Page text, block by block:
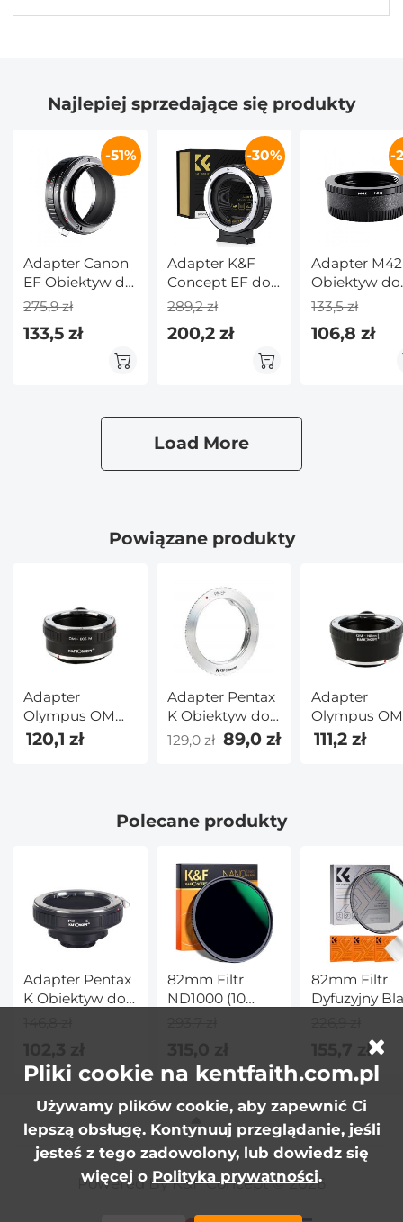
Najlepiej sprzedające się produkty
-51%
Adapter Canon
EF Obiektyw do
Canon EOS R
Aparat
275,9 zł
133,5 zł
-30%
Adapter K&F
Concept EF do
EOS R, adapter
mocowania
obiektywu z
automatycznym
obiektywów
Canon EF EF-S i
aparatów
Canon EOS
289,2 zł
200,2 zł
-
Adapter M42
Obiektyw do
Nikon F
133,5 zł
106,8 zł
Load More
Powiązane produkty
Adapter
Olympus OM
Obiektyw do
Canon EOS M
120,1 zł
Adapter Pentax
K Obiektyw do
Canon EF
Aparat
129,0 zł 89,0 zł
Adapter
Olympus OM
Obiektyw do
Nikon 1
111,2 zł
Polecane produkty
Adapter Pentax
K Obiektyw do
82mm Filtr
ND1000 (10
NANO-X Seria
82mm Filtr
Dyfuzyjny
ściereczkami
Seria Nano-K
155,7 zł
Powered By K&F Concept © 2026
Pliki cookie na kentfaith.com.pl
Używamy plików cookie, aby zapewnić Ci
lepszą obsługę. Kontynuuj przeglądanie, jeśli
jesteś z tego zadowolony, lub dowiedz się
więcej o Polityka prywatności.